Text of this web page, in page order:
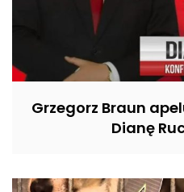
Grzegorz Braun
Dianę